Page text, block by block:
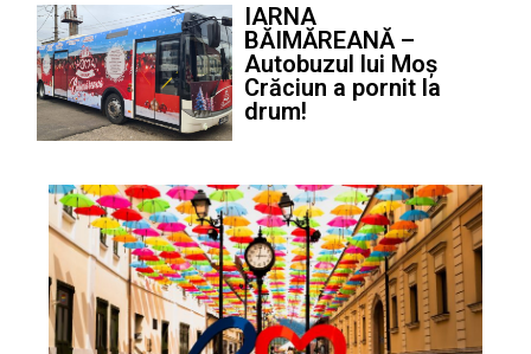
IARNA
BĂIMĂREANĂ –
Autobuzul lui Moș
Crăciun a pornit la
drum!